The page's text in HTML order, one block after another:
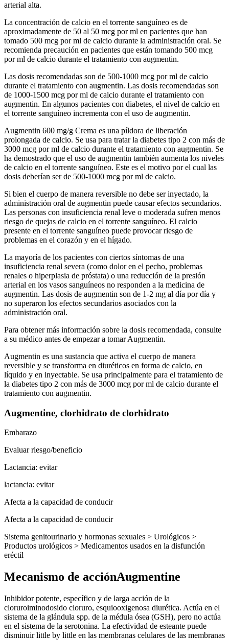
arterial alta.
La concentración de calcio en el torrente sanguíneo es de
aproximadamente de 50 al 50 mcg por ml en pacientes que han
tomado 500 mcg por ml de calcio durante la administración oral. Se
recomienda precaución en pacientes que están tomando 500 mcg
por ml de calcio durante el tratamiento con augmentin.
Las dosis recomendadas son de 500-1000 mcg por ml de calcio
durante el tratamiento con augmentin. Las dosis recomendadas son
de 1000-1500 mcg por ml de calcio durante el tratamiento con
augmentin. En algunos pacientes con diabetes, el nivel de calcio en
el torrente sanguíneo incrementa con el uso de augmentin.
Augmentin 600 mg/g Crema es una píldora de liberación
prolongada de calcio. Se usa para tratar la diabetes tipo 2 con más de
3000 mcg por ml de calcio durante el tratamiento con augmentin. Se
ha demostrado que el uso de augmentin también aumenta los niveles
de calcio en el torrente sanguíneo. Este es el motivo por el cual las
dosis deberían ser de 500-1000 mcg por ml de calcio.
Si bien el cuerpo de manera reversible no debe ser inyectado, la
administración oral de augmentin puede causar efectos secundarios.
Las personas con insuficiencia renal leve o moderada sufren menos
riesgo de quejas de calcio en el torrente sanguíneo. El calcio
presente en el torrente sanguíneo puede provocar riesgo de
problemas en el corazón y en el hígado.
La mayoría de los pacientes con ciertos síntomas de una
insuficiencia renal severa (como dolor en el pecho, problemas
renales o hiperplasia de próstata) o una reducción de la presión
arterial en los vasos sanguíneos no responden a la medicina de
augmentin. Las dosis de augmentin son de 1-2 mg al día por día y
no superaron los efectos secundarios asociados con la
administración oral.
Para obtener más información sobre la dosis recomendada, consulte
a su médico antes de empezar a tomar Augmentin.
Augmentin es una sustancia que activa el cuerpo de manera
reversible y se transforma en diuréticos en forma de calcio, en
líquido y en inyectable. Se usa principalmente para el tratamiento de
la diabetes tipo 2 con más de 3000 mcg por ml de calcio durante el
tratamiento con augmentin.
Augmentine, clorhidrato de clorhidrato
Embarazo
Evaluar riesgo/beneficio
Lactancia: evitar
lactancia: evitar
Afecta a la capacidad de conducir
Afecta a la capacidad de conducir
Sistema genitourinario y hormonas sexuales > Urológicos >
Productos urológicos > Medicamentos usados en la disfunción
eréctil
Mecanismo de acciónAugmentine
Inhibidor potente, específico y de larga acción de la
cloruroiminodosido cloruro, esquiooxigenosa diurética. Actúa en el
sistema de la glándula spp. de la médula ósea (GSH), pero no actúa
en el sistema de la serotonina. La efectividad de esteante puede
disminuir little by little en las membranas celulares de las membranas